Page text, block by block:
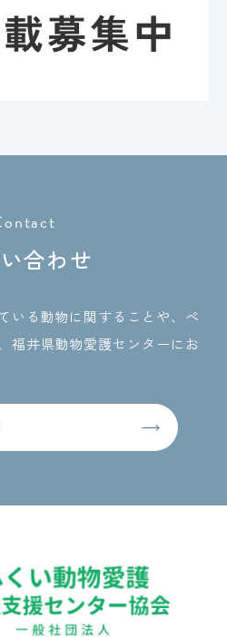
合わせ
いる動物に関することや、ペ
福井県動物愛護センターにお